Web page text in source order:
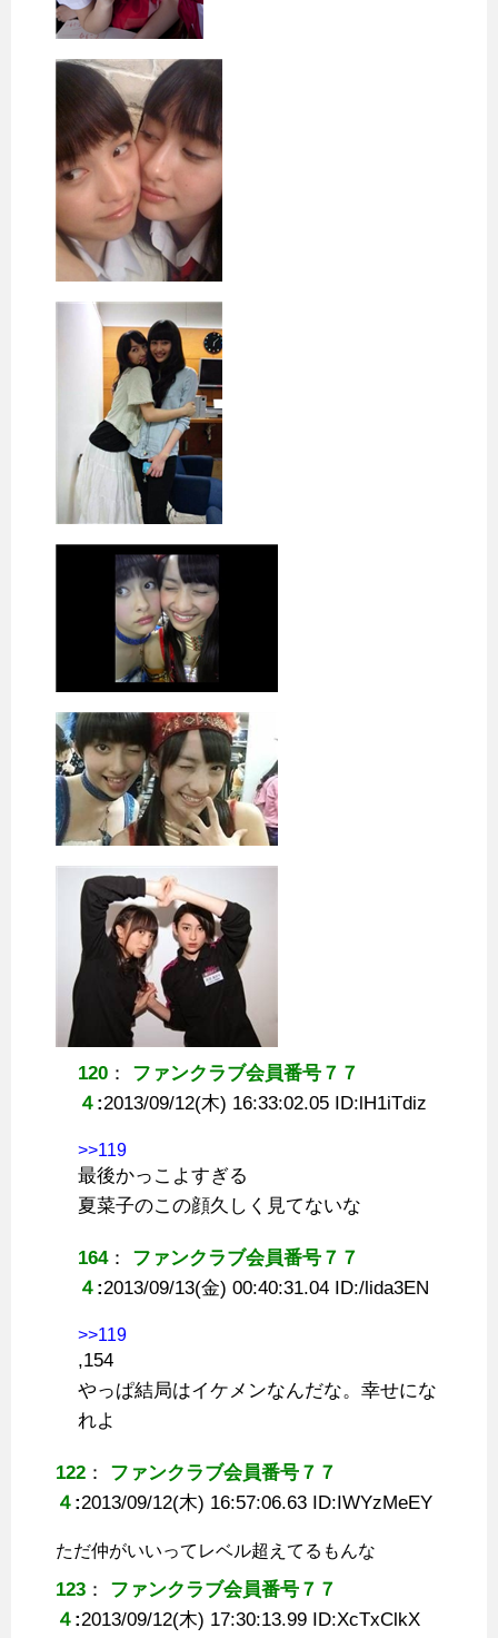
120 ： ファンクラブ会員番号７７
４ :2013/09/12(木) 16:33:02.05 ID:lH1iTdiz
>>119
最後かっこよすぎる
夏菜子のこの顔久しく見てないな
164： ファンクラブ会員番号７７
４ :2013/09/13(金) 00:40:31.04 ID:/lida3EN
>>119
,154
やっぱ結局はイケメンなんだな。幸せにな
れよ
122 ： ファンクラブ会員番号７７
４ :2013/09/12(木) 16:57:06.63 ID:IWYzMeEY
ただ仲がいいってレベル超えてるもんな
123 ： ファンクラブ会員番号７７
４ :2013/09/12(木) 17:30:13.99 ID:XcTxClkX